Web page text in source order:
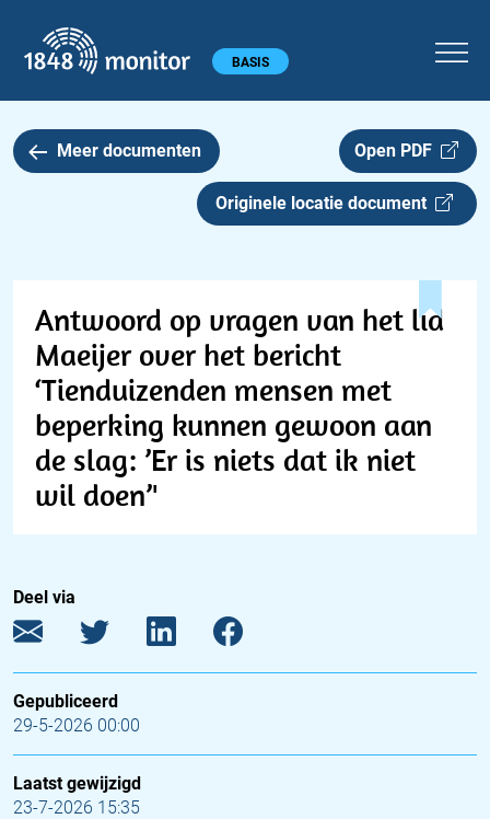
Hoofdmenu BASIS
Meer documenten Open PDF
Originele locatie document
Antwoord op vragen van het lid
Maeijer over het bericht
‘Tienduizenden mensen met
beperking kunnen gewoon aan
de slag: ’Er is niets dat ik niet
wil doen’'
Deel via
Gepubliceerd
29-5-2026 00:00
Laatst gewijzigd
23-7-2026 15:35